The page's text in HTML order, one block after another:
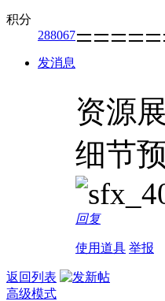
积分
288067
发消息
资源
细节
回复
使用道具 举报
返回列表
高级模式